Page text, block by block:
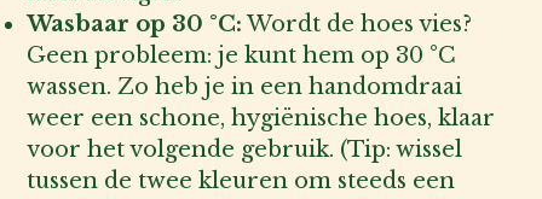
Wasbaar op 30 °C:Wordt de hoes vies?
Geen probleem: je kunt hem op 30 °C
wassen. Zo heb je in een handomdraai
weer een schone, hygiënische hoes, klaar
voor het volgende gebruik. (Tip: wissel
tussen de twee kleuren om steeds een